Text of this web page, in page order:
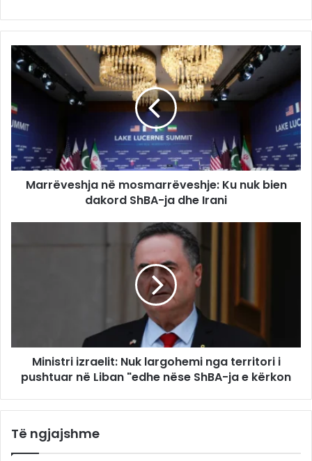
Marrëveshja në mosmarrëveshje: Ku nuk bien
dakord ShBA-ja dhe Irani
Ministri izraelit: Nuk largohemi nga territori i
pushtuar në Liban "edhe nëse ShBA-ja e kërkon
Të ngjajshme